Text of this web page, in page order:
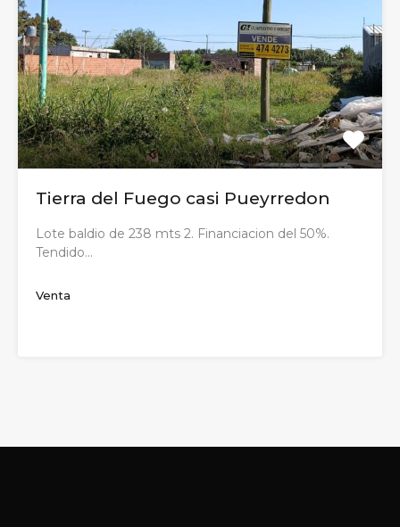
Tierra del Fuego casi Pueyrredon
Lote baldio de 238 mts 2. Financiacion del 50%.
Tendido…
Venta